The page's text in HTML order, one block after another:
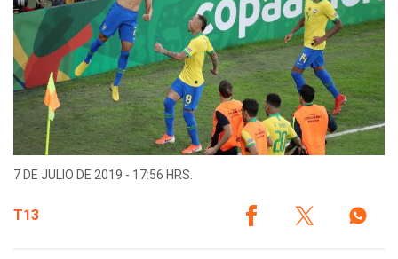
7 DE JULIO DE 2019 - 17:56 HRS.
T13